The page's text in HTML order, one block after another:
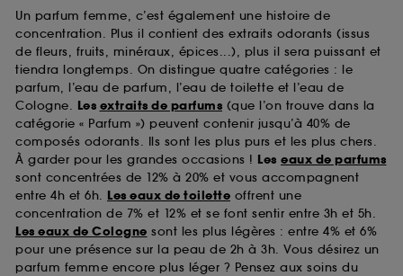
Un parfum femme, c’est également une histoire de
concentration. Plus il contient des extraits odorants (issus
de fleurs, fruits, minéraux, épices...), plus il sera puissant et
tiendra longtemps. On distingue quatre catégories : le
parfum, l’eau de parfum, l’eau de toilette et l’eau de
Cologne. Les extraits de parfums (que l’on trouve dans la
catégorie « Parfum ») peuvent contenir jusqu’à 40% de
composés odorants. Ils sont les plus purs et les plus chers.
À garder pour les grandes occasions ! Les eaux de parfums
sont concentrées de 12% à 20% et vous accompagnent
entre 4h et 6h. Les eaux de toilette offrent une
concentration de 7% et 12% et se font sentir entre 3h et 5h.
Les eaux de Cologne sont les plus légères : entre 4% et 6%
pour une présence sur la peau de 2h à 3h. Vous désirez un
parfum femme encore plus léger ? Pensez aux soins du